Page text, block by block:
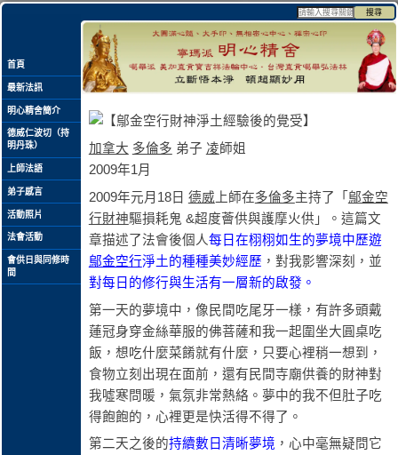
搜尋
首頁
最新法訊
明心精舍簡介
德威仁波切（持
明丹珠）
上師法語
弟子感言
活動照片
法會活動
會供日與同修時
間
加拿大 多倫多 弟子 凌師姐
2009年1月
2009年元月18日 德威 上師在多倫多主持了「 鄔金空
行財神驅損耗鬼 &超度薈供與護摩火供」。這篇文
章描述了法會後個人每日在栩栩如生的夢境中歷遊
鄔金空行淨土的種種美妙經歷 ，對我影響深刻，並
對每日的修行與生活有一層新的啟發。
第一天的夢境中，像民間吃尾牙一樣，有許多頭戴
蓮冠身穿金絲華服的佛菩薩和我一起圍坐大圓桌吃
飯，想吃什麼菜餚就有什麼，只要心裡稍一想到，
食物立刻出現在面前，還有民間寺廟供養的財神對
我噓寒問暖，氣氛非常熱絡。夢中的我不但肚子吃
得飽飽的，心裡更是快活得不得了。
第二天之後的持續數日清晰夢境 ，心中毫無疑問它